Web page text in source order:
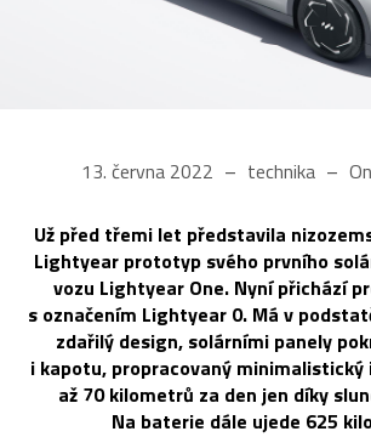
13. června 2022 technika
Už před třemi let představila
Lightyear prototyp svého prvního
vozu Lightyear One. Nyní přichází
s označením Lightyear 0. Má v
zdařilý design, solárními panely
i kapotu, propracovaný
až 70 kilometrů za den jen díky
Na baterie dále ujede 625